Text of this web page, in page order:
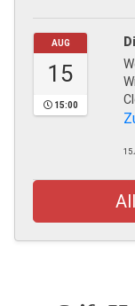
AUG
15
15:00